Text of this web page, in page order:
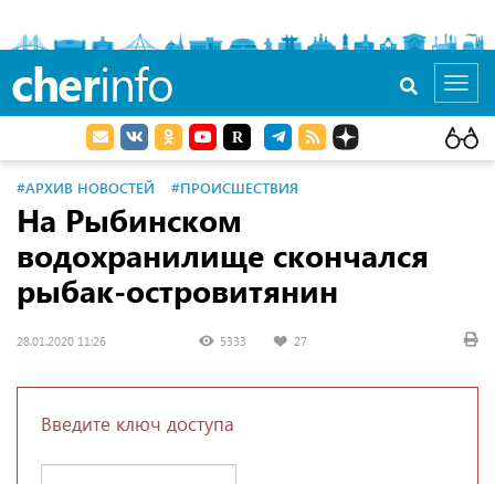
cherinfo
#АРХИВ НОВОСТЕЙ #ПРОИСШЕСТВИЯ
На Рыбинском
водохранилище скончался
рыбак-островитянин
28.01.2020 11:26 5333 27
Введите ключ доступа